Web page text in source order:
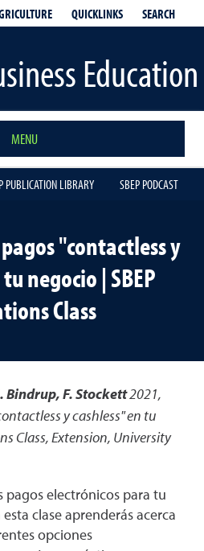
QUICKLINKS SEARCH
Education
MENU
PUBLICATION LIBRARY SBEP PODCAST
"contactless y
negocio | SBEP
Class
Bindrup, F. Stockett2021,
y cashless" en tu
Class,Extension, University
pagos electrónicos para tu
clase aprenderás acerca
opciones